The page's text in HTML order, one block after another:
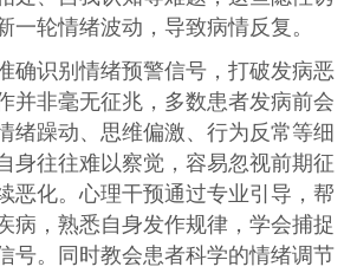
一轮情绪波动，导致病情反复。
确识别情绪预警信号，打破发病恶
并非毫无征兆，多数患者发病前会
绪躁动、思维偏激、行为反常等细
身往往难以察觉，容易忽视前期征
恶化。心理干预通过专业引导，帮
病，熟悉自身发作规律，学会捕捉
号。同时教会患者科学的情绪调节